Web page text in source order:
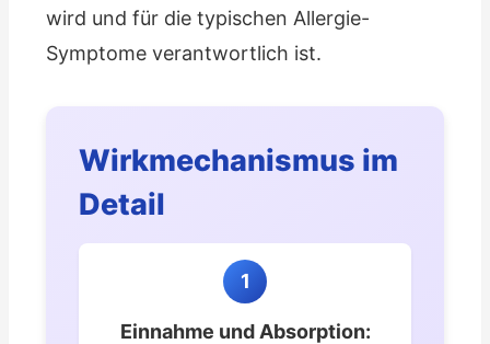
wird und für die typischen Allergie-
Symptome verantwortlich ist.
Wirkmechanismus im
Detail
1
Einnahme und Absorption: